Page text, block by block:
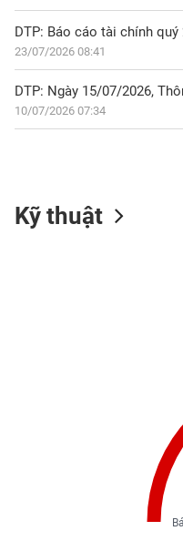
DTP: Báo cáo tài chính quý
23/07/2026 08:41
10/07/2026 07:34
Kỹ thuật
DOANH
NGHIỆP
CỔ
PHIẾU
SINH